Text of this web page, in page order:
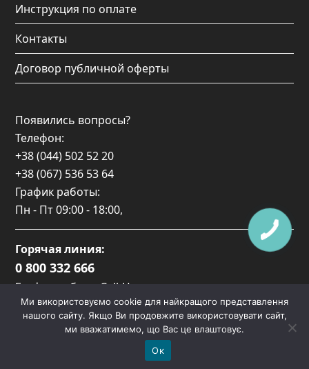
Инструкция по оплате
Контакты
Договор публичной оферты
Появились вопросы?
Телефон:
+38 (044) 502 52 20
+38 (067) 536 53 64
График работы:
Пн - Пт 09:00 - 18:00,
Горячая линия:
0 800 332 666
График работы Call-Центра:
Пн-Пт: 09:00 — 17:00
2026 - All Rights Reserved
Ми використовуємо cookie для найкращого представлення
нашого сайту. Якщо Ви продовжите використовувати сайт,
ми вважатимемо, що Вас це влаштовує.
Ок